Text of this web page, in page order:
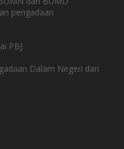
pengadaan
PBJ
Dalam Negeri dan